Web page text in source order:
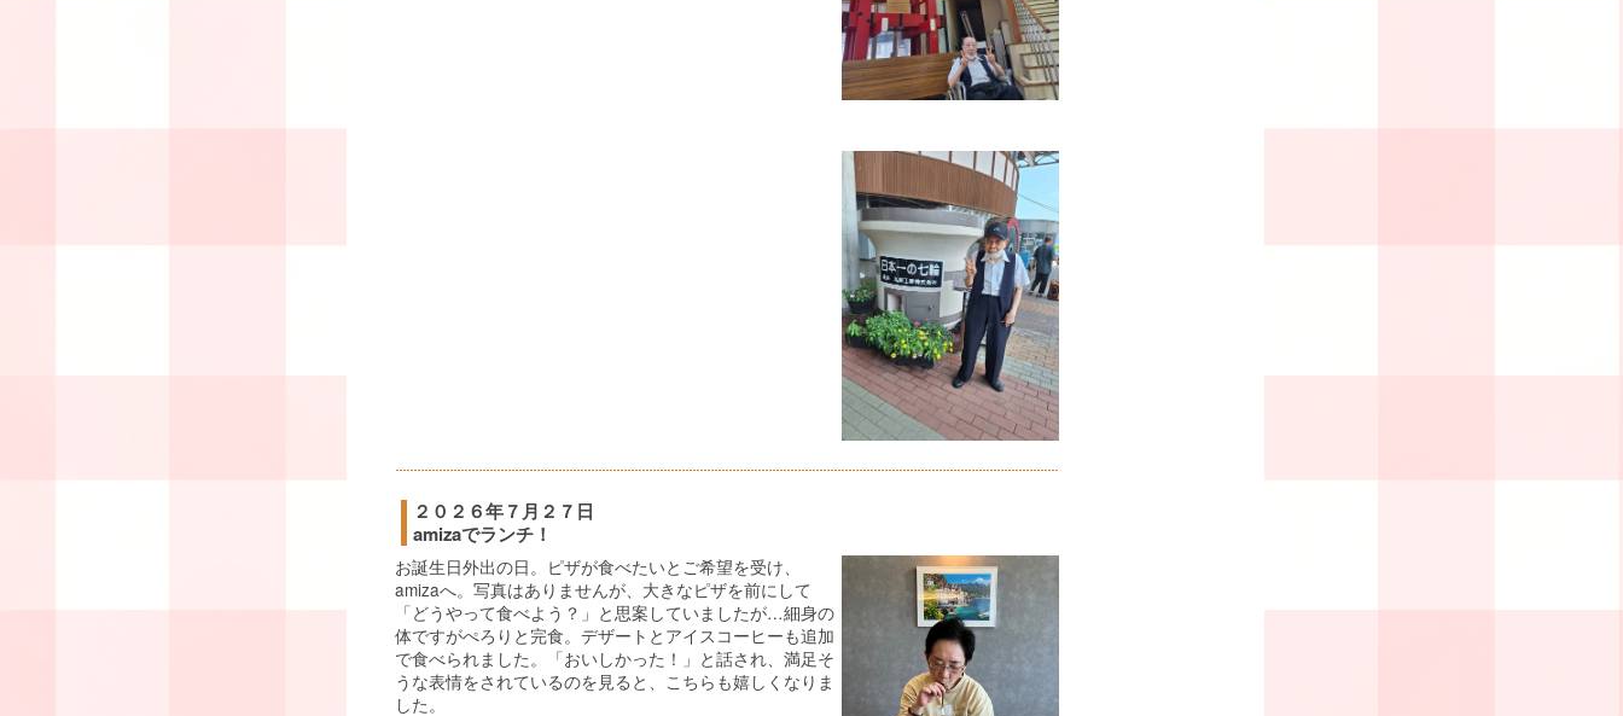
２０２６年７月２７日
amizaでランチ！
お誕生日外出の日。ピザが食べたいとご希望を受け、
amizaへ。写真はありませんが、大きなピザを前にして
「どうやって食べよう？」と思案していましたが…細身の
体ですがぺろりと完食。デザートとアイスコーヒーも追加
で食べられました。「おいしかった！」と話され、満足そ
うな表情をされているのを見ると、こちらも嬉しくなりま
した。